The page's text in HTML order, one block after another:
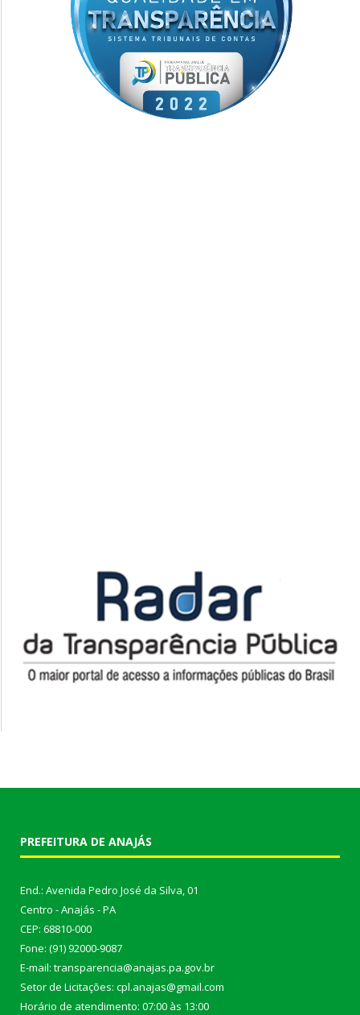
PREFEITURA DE ANAJÁS
End.: Avenida Pedro José da Silva, 01
Centro - Anajás - PA
CEP: 68810-000
Fone: (91) 92000-9087
E-mail: transparencia@anajas.pa.gov.br
Setor de Licitações: cpl.anajas@gmail.com
Horário de atendimento: 07:00 às 13:00